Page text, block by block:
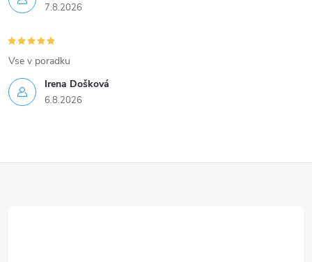
7.8.2026
Irena Došková
6.8.2026
Vse v poradku